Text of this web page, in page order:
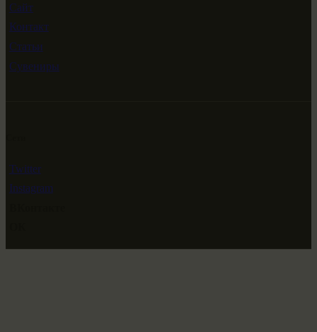
Сайт
Контакт
Статьи
Сувениры
Twitter
Instagram